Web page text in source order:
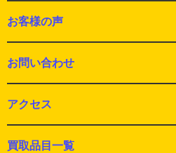
お客様の声
お問い合わせ
アクセス
買取品目一覧